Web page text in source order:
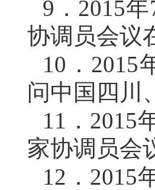
9． 2015
协调员会议
10． 2015
问中国四川
11． 2015
家协调员会
12． 2015